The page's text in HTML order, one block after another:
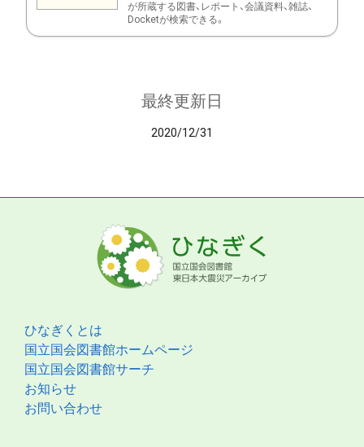
が所蔵する図書、レポート、会議資料、雑誌、
Docketが検索できる。
最終更新日
2020/12/31
ひなぎくとは
国立国会図書館ホームページ
国立国会図書館サーチ
お知らせ
お問い合わせ